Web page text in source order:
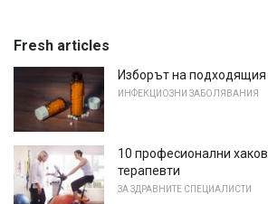
Fresh articles
Изборът на подходящия
ИНФЕКЦИОЗНИ ЗАБОЛЯВАНИЯ
10 професионални
терапевти
ЗА ЗДРАВНИТЕ СПЕЦИАЛИСТИ